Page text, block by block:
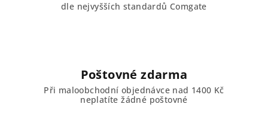
dle nejvyšších standardů Comgate
Poštovné zdarma
Při maloobchodní objednávce nad 1400 Kč
neplatíte žádné poštovné